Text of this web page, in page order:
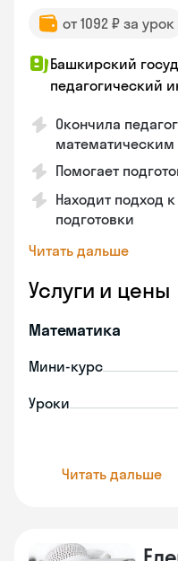
от 1092 ₽ за урок
Башкирский
педагогический
Окончила
математическим
Помогает
Находит подход
подготовки
Читать дальше
Услуги и цены
Математика
Мини-курс
Уроки
Читать дальше